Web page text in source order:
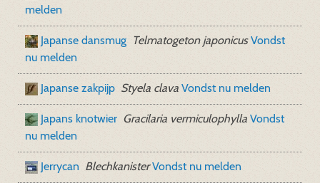
melden
Japanse dansmug Telmatogeton japonicus Vondst
nu melden
Japanse zakpijp Styela clava Vondst nu melden
Japans knotwier Gracilaria vermiculophylla Vondst
nu melden
Jerrycan Blechkanister Vondst nu melden